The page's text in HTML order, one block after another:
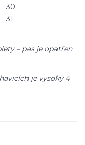
30
31
– pas je opatřen
je vysoký 4